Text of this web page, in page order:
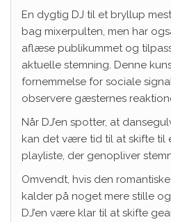
En dygtig DJ til et bryllup
bag mixerpulten, men har
aflæse publikummet og
aktuelle stemning. Denne
fornemmelse for sociale
observere gæsternes
Når DJ’en spotter, at
kan det være tid til at skifte til
playliste, der genopliver
Omvendt, hvis den
kalder på noget mere stille
DJ’en være klar til at skifte